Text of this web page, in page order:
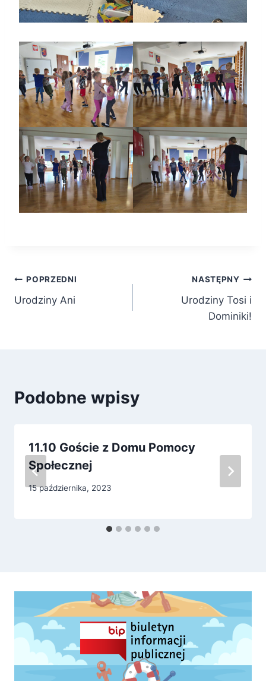
Nawigacja
wpisu
POPRZEDNI
Urodziny Ani
NASTĘPNY
Urodziny Tosi i
Dominiki!
Podobne wpisy
11.10 Goście z Domu Pomocy
Społecznej
15 października, 2023